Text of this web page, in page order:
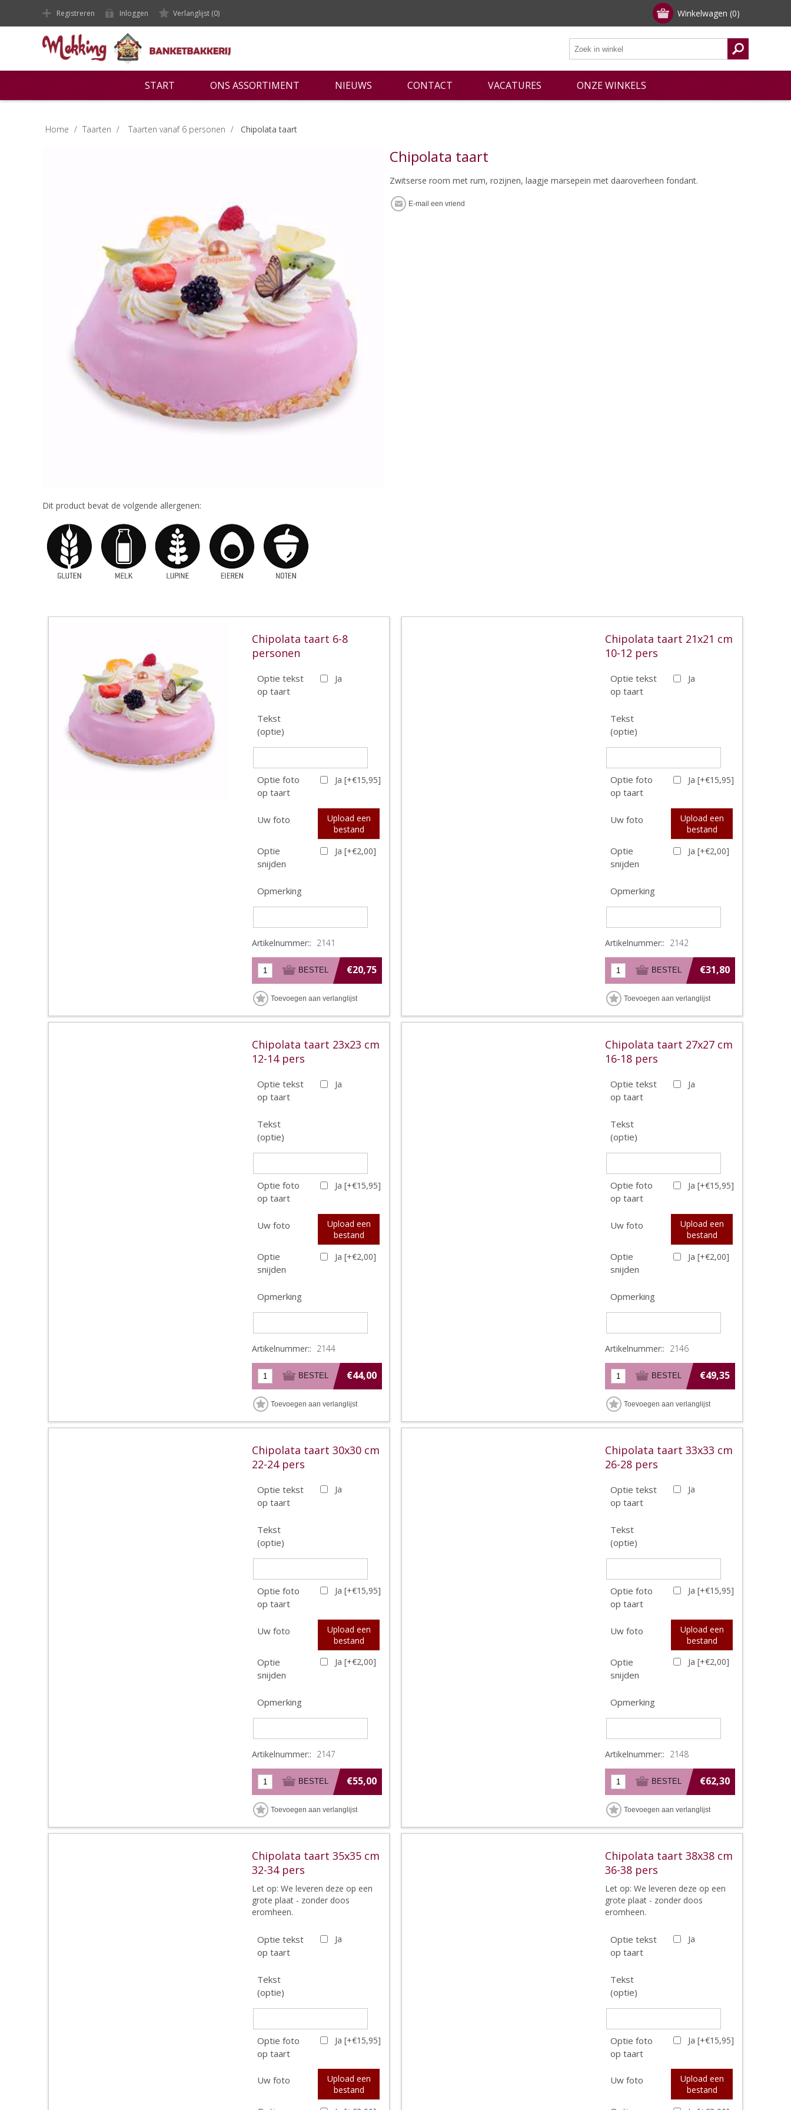
Winkelwagen (0)
Registreren Inloggen Verlanglijst (0)
START ONS ASSORTIMENT NIEUWS CONTACT VACATURES ONZE WINKELS
Home / Taarten / Taarten vanaf 6 personen / Chipolata taart
Chipolata taart
Zwitserse room met rum, rozijnen, laagje marsepein met daaroverheen fondant.
Dit product bevat de volgende allergenen:
Chipolata taart 6-8
personen
Optie tekst
op taart
Ja
Tekst
(optie)
Optie foto
op taart
Ja [+€15,95]
Uw foto
Upload een
bestand
Optie
snijden
Ja [+€2,00]
Opmerking
Artikelnummer:: 2141
€20,75
Chipolata taart 21x21 cm
10-12 pers
Optie tekst
op taart
Ja
Tekst
(optie)
Optie foto
op taart
Ja [+€15,95]
Uw foto
Upload een
bestand
Optie
snijden
Ja [+€2,00]
Opmerking
Artikelnummer:: 2142
€31,80
Chipolata taart 23x23 cm
12-14 pers
Optie tekst
op taart
Ja
Tekst
(optie)
Optie foto
op taart
Ja [+€15,95]
Uw foto
Upload een
bestand
Optie
snijden
Ja [+€2,00]
Opmerking
Artikelnummer:: 2144
€44,00
Chipolata taart 27x27 cm
16-18 pers
Optie tekst
op taart
Ja
Tekst
(optie)
Optie foto
op taart
Ja [+€15,95]
Uw foto
Upload een
bestand
Optie
snijden
Ja [+€2,00]
Opmerking
Artikelnummer:: 2146
€49,35
Chipolata taart 30x30 cm
22-24 pers
Optie tekst
op taart
Ja
Tekst
(optie)
Optie foto
op taart
Ja [+€15,95]
Uw foto
Upload een
bestand
Optie
snijden
Ja [+€2,00]
Opmerking
Artikelnummer:: 2147
€55,00
Chipolata taart 33x33 cm
26-28 pers
Optie tekst
op taart
Ja
Tekst
(optie)
Optie foto
op taart
Ja [+€15,95]
Uw foto
Upload een
bestand
Optie
snijden
Ja [+€2,00]
Opmerking
Artikelnummer:: 2148
€62,30
Chipolata taart 35x35 cm
32-34 pers
Let op: We leveren deze op een
grote plaat - zonder doos
eromheen.
Optie tekst
op taart
Ja
Tekst
(optie)
Optie foto
op taart
Ja [+€15,95]
Uw foto
Upload een
bestand
Chipolata taart 38x38 cm
36-38 pers
Let op: We leveren deze op een
grote plaat - zonder doos
eromheen.
Optie tekst
op taart
Ja
Tekst
(optie)
Optie foto
op taart
Ja [+€15,95]
Uw foto
Upload een
bestand